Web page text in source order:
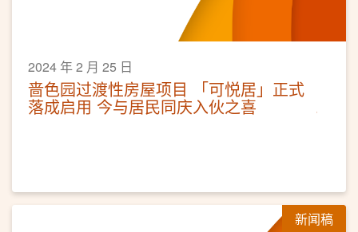
2024 年 2 月 25 日
啬色园过渡性房屋项目 「可悦居」正式
落成启用 今与居民同庆入伙之喜
新闻稿